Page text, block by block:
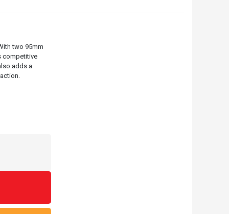
two 95mm
competitive
adds a